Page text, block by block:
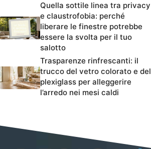
Quella sottile linea tra privacy
e claustrofobia: perché
liberare le finestre potrebbe
essere la svolta per il tuo
salotto
Trasparenze rinfrescanti: il
trucco del vetro colorato e del
plexiglass per alleggerire
l’arredo nei mesi caldi